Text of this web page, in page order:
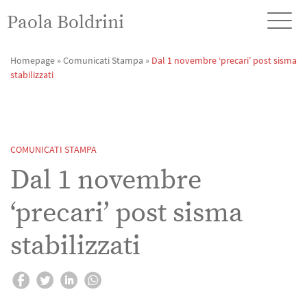
Paola Boldrini
Homepage »Comunicati Stampa » Dal 1 novembre ‘precari’ post sisma
stabilizzati
COMUNICATI STAMPA
Dal 1 novembre
‘precari’ post sisma
stabilizzati